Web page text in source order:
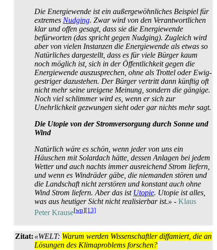
Die Energiewende ist ein außergewöhnliches Beispiel für
extremes Nudging. Zwar wird von den Verantwortlichen
klar und offen gesagt, dass sie die Energie­wende
befürworten (das spricht gegen Nudging). Zugleich wird
aber von vielen Instanzen die Energie­wende als etwas so
Natürliches dargestellt, dass es für viele Bürger kaum
noch möglich ist, sich in der Öffentlichkeit gegen die
Energie­wende auszusprechen, ohne als Trottel oder Ewig­
gestriger dazustehen. Der Bürger vertritt dann künftig oft
nicht mehr seine ureigene Meinung, sondern die gängige.
Noch viel schlimmer wird es, wenn er sich zur
Unehrlichkeit gezwungen sieht oder gar nichts mehr sagt.
Die Utopie von der Stromversorgung durch Sonne und
Wind
Natürlich wäre es schön, wenn jeder von uns ein
Häuschen mit Solardach hätte, dessen Anlagen bei jedem
Wetter und auch nachts immer ausreichend Strom liefern,
und wenn es Windräder gäbe, die niemanden stören und
die Landschaft nicht zerstören und konstant auch ohne
Wind Strom liefern. Aber das ist Utopie. Utopie ist alles,
was aus heutiger Sicht nicht realisierbar ist.» - Klaus
Peter Krause[wp][13]
Zitat: «WELT: Warum werden Wissenschaftler diffamiert, die an
Lösungen des Klimaproblems forschen?